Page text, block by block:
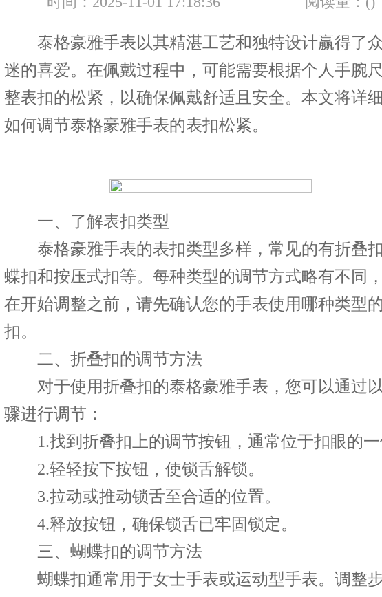
泰格豪雅手表以其精湛工艺和独特设计赢得了
迷的喜爱。在佩戴过程中，可能需要根据个人手腕
整表扣的松紧，以确保佩戴舒适且安全。本文将详
如何调节泰格豪雅手表的表扣松紧。
一、了解表扣类型
泰格豪雅手表的表扣类型多样，常见的有折叠
蝶扣和按压式扣等。每种类型的调节方式略有不同
在开始调整之前，请先确认您的手表使用哪种类型
扣。
二、折叠扣的调节方法
对于使用折叠扣的泰格豪雅手表，您可以通过
骤进行调节：
1.找到折叠扣上的调节按钮，通常位于扣眼的一
2.轻轻按下按钮，使锁舌解锁。
3.拉动或推动锁舌至合适的位置。
4.释放按钮，确保锁舌已牢固锁定。
三、蝴蝶扣的调节方法
蝴蝶扣通常用于女士手表或运动型手表。调整